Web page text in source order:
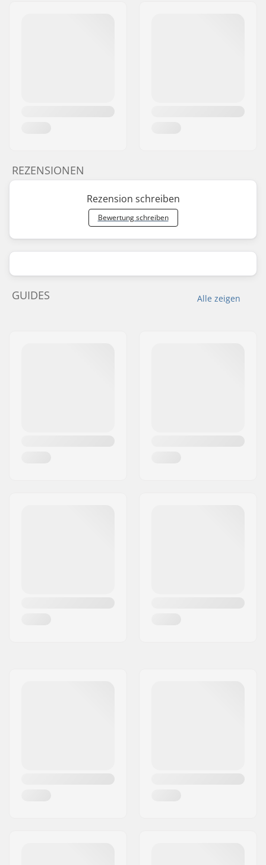
REZENSIONEN
Rezension schreiben
Bewertung schreiben
Alle zeigen
GUIDES